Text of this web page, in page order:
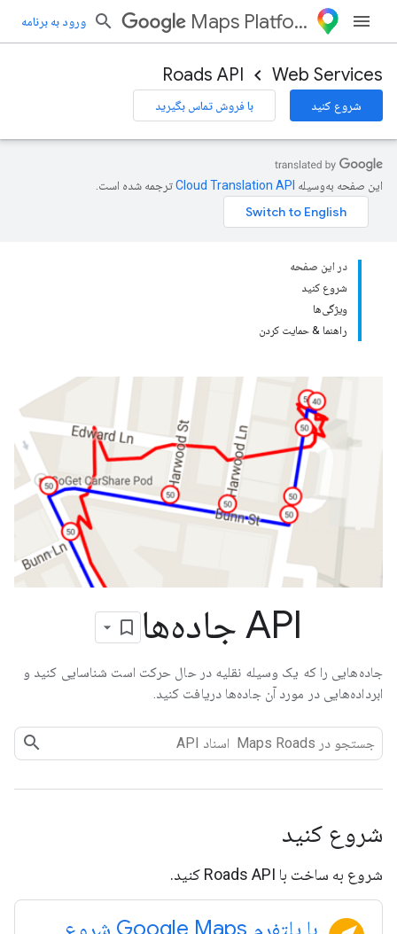
Maps Platform ورود به برنامه
Web Services
Roads API
شروع کنید با فروش تماس بگیرید
این صفحه به‌وسیله ترجمه شده است.
در این صفحه
شروع کنید
ویژگی‌ها
راهنما & حمایت کردن
API جاده‌ها
جاده‌هایی را که یک وسیله نقلیه در حال حرکت است شناسایی کنید و
ابرداده‌هایی در مورد آن جاده‌ها دریافت کنید.
شروع کنید
شروع به ساخت با Roads API کنید.
با پلتفرم Google Maps شروع